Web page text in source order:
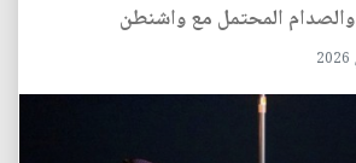
المحتمل مع واشنطن